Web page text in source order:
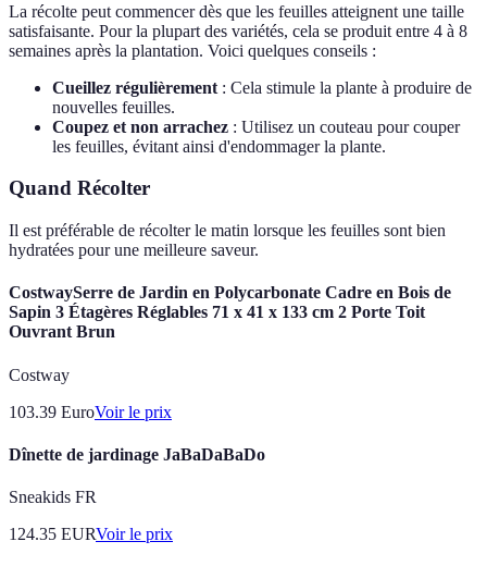
La récolte peut commencer dès que les feuilles atteignent une taille
satisfaisante. Pour la plupart des variétés, cela se produit entre 4 à 8
semaines après la plantation. Voici quelques conseils :
Cueillez régulièrement : Cela stimule la plante à produire de
nouvelles feuilles.
Coupez et non arrachez : Utilisez un couteau pour couper
les feuilles, évitant ainsi d'endommager la plante.
Quand Récolter
Il est préférable de récolter le matin lorsque les feuilles sont bien
hydratées pour une meilleure saveur.
CostwaySerre de Jardin en Polycarbonate Cadre en Bois de
Sapin 3 Étagères Réglables 71 x 41 x 133 cm 2 Porte Toit
Ouvrant Brun
Costway
103.39 EuroVoir le prix
Dînette de jardinage JaBaDaBaDo
Sneakids FR
124.35 EURVoir le prix